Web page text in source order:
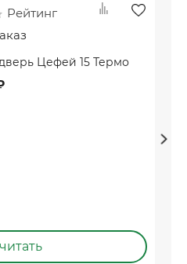
Рейтинг
Цефей 15 Термо